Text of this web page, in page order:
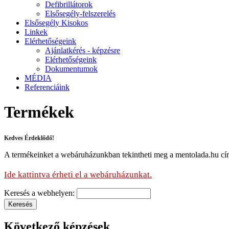
Defibrillátorok
Elsősegély-felszerelés
Elsősegély Kisokos
Linkek
Elérhetőségeink
Ajánlatkérés - képzésre
Elérhetőségeink
Dokumentumok
MÉDIA
Referenciáink
Termékek
Kedves Érdeklődő!
A termékeinket a webáruházunkban tekintheti meg a mentolada.hu
Ide kattintva érheti el a webáruházunkat.
Keresés a webhelyen:
Következő képzések